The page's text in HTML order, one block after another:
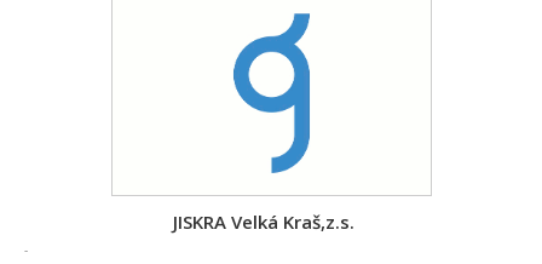
JISKRA Velká Kraš,z.s.
-